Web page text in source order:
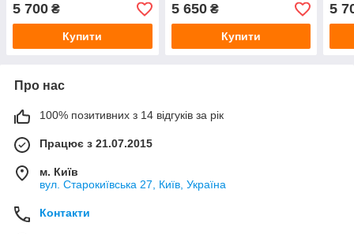
5 700 ₴
Купити
5 650₴
Купити
5
Про нас
100% позитивних з 14 відгуків за рік
Працює з 21.07.2015
м. Київ
вул. Старокиївська 27, Київ, Україна
Контакти